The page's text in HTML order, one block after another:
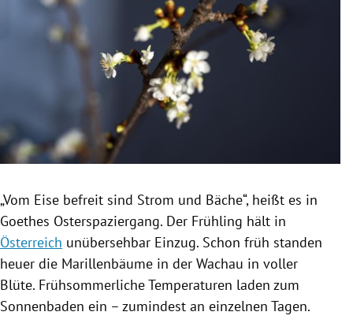
Untermenü
Untermenü
Untermenü
Untermenü
„Vom Eise befreit sind Strom und Bäche“, heißt es in
Goethes Osterspaziergang. Der Frühling hält in
Österreich unübersehbar Einzug. Schon früh standen
heuer die Marillenbäume in der Wachau in voller
Blüte. Frühsommerliche Temperaturen laden zum
Sonnenbaden ein – zumindest an einzelnen Tagen.